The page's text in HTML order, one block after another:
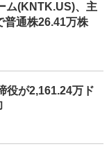
ム(KNTK.US)、主
普通株26.41万株
役が2,161.24万ド